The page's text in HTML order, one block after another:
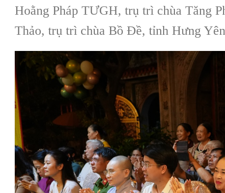
Hoằng Pháp TƯGH, trụ trì chùa Tăng
Thảo, trụ trì chùa Bồ Đề, tỉnh Hưng